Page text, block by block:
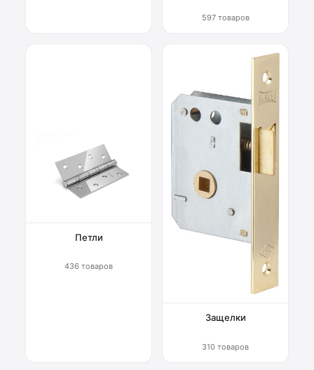
597 товаров
Петли
436 товаров
Защелки
310 товаров